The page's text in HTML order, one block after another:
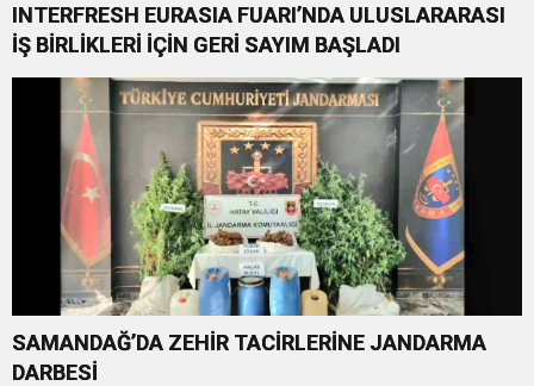
INTERFRESH EURASIA FUARI’NDA ULUSLARARASI
İŞ BİRLİKLERİ İÇİN GERİ SAYIM BAŞLADI
SAMANDAĞ’DA ZEHİR TACİRLERİNE JANDARMA
DARBESİ